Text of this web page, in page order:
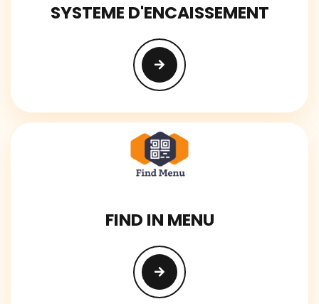
SYSTEME D'ENCAISSEMENT
FIND IN MENU